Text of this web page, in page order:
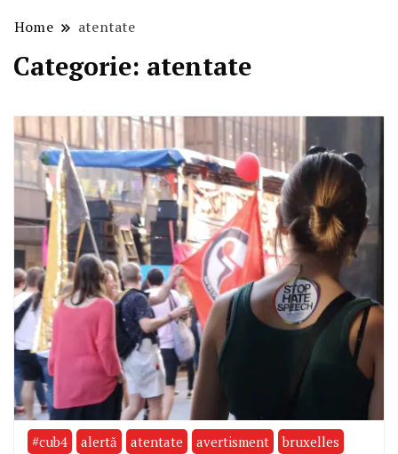
Home atentate
Categorie: atentate
#cub4 alertă atentate avertisment
bruxelles